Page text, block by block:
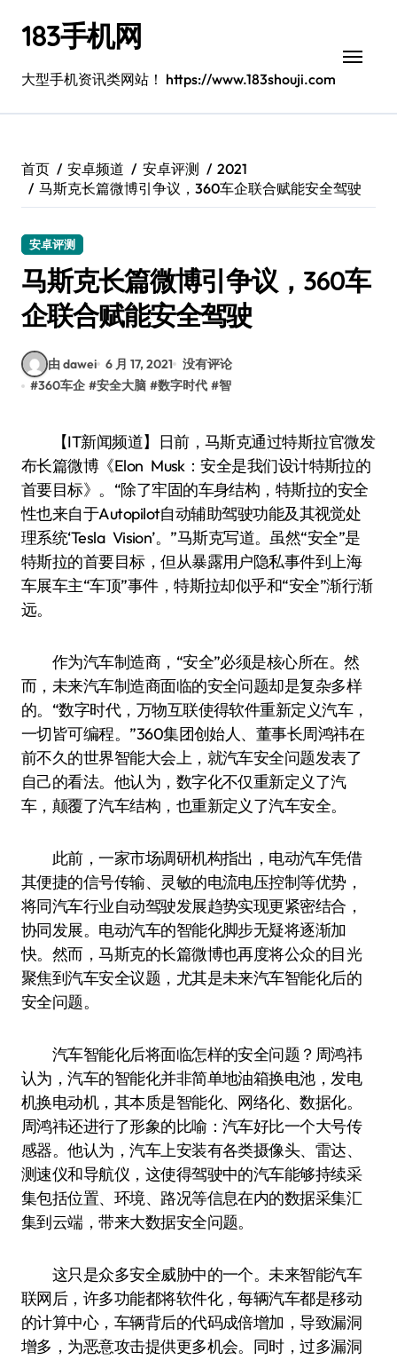
183手机网
大型手机资讯类网站！ https://www.183shouji.com
首页 安卓频道 安卓评测
2021
马斯克长篇微博引争议，360车企联合赋能安全驾驶
安卓评测
马斯克长篇微博引争议，360车
企联合赋能安全驾驶
由 dawei 6 月 17, 2021 没有评论
#360车企 #安全大脑 #数字时代 #智
【IT新闻频道】日前，马斯克通过特斯拉官微发
布长篇微博《Elon Musk：安全是我们设计特斯拉的
首要目标》。“除了牢固的车身结构，特斯拉的安全
性也来自于Autopilot自动辅助驾驶功能及其视觉处
理系统‘Tesla Vision’。”马斯克写道。虽然“安全”是
特斯拉的首要目标，但从暴露用户隐私事件到上海
车展车主“车顶”事件，特斯拉却似乎和“安全”渐行渐
远。
作为汽车制造商，“安全”必须是核心所在。然
而，未来汽车制造商面临的安全问题却是复杂多样
的。“数字时代，万物互联使得软件重新定义汽车，
一切皆可编程。”360集团创始人、董事长周鸿祎在
前不久的世界智能大会上，就汽车安全问题发表了
自己的看法。他认为，数字化不仅重新定义了汽
车，颠覆了汽车结构，也重新定义了汽车安全。
此前，一家市场调研机构指出，电动汽车凭借
其便捷的信号传输、灵敏的电流电压控制等优势，
将同汽车行业自动驾驶发展趋势实现更紧密结合，
协同发展。电动汽车的智能化脚步无疑将逐渐加
快。然而，马斯克的长篇微博也再度将公众的目光
聚焦到汽车安全议题，尤其是未来汽车智能化后的
安全问题。
汽车智能化后将面临怎样的安全问题？周鸿祎
认为，汽车的智能化并非简单地油箱换电池，发电
机换电动机，其本质是智能化、网络化、数据化。
周鸿祎还进行了形象的比喻：汽车好比一个大号传
感器。他认为，汽车上安装有各类摄像头、雷达、
测速仪和导航仪，这使得驾驶中的汽车能够持续采
集包括位置、环境、路况等信息在内的数据采集汇
集到云端，带来大数据安全问题。
这只是众多安全威胁中的一个。未来智能汽车
联网后，许多功能都将软件化，每辆汽车都是移动
的计算中心，车辆背后的代码成倍增加，导致漏洞
增多，为恶意攻击提供更多机会。同时，过多漏洞